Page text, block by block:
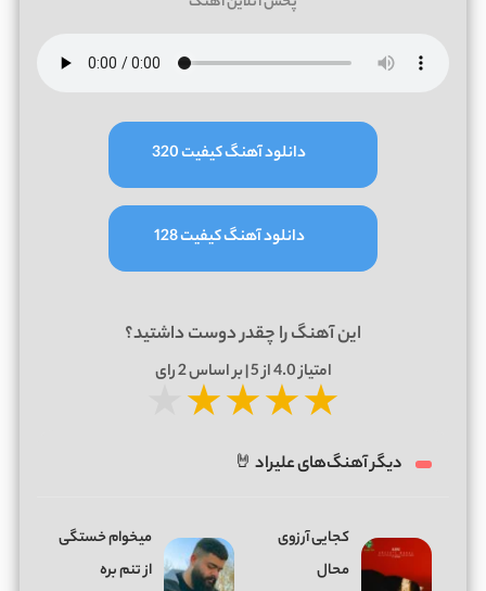
دانلود آهنگ کیفیت 320
دانلود آهنگ کیفیت 128
این آهنگ را چقدر دوست داشتید؟
امتیاز4.0از 5 | بر اساس 2رای
★★★★
دیگر آهنگ‌های علیراد 🤘
کجایی آرزوی
محال
میخوام خستگی
از تنم بره